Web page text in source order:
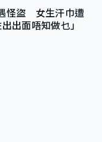
怪盜 女生汗巾遭
出面唔知做乜」